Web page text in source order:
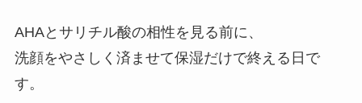
AHAとサリチル酸の相性を見る前に、
洗顔をやさしく済ませて保湿だけで終える日で
す。